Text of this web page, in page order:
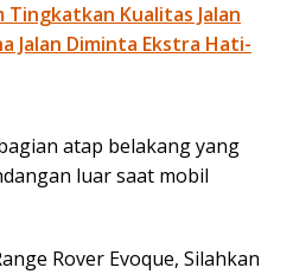
Tingkatkan Kualitas Jalan
Jalan Diminta Ekstra Hati-
atap belakang yang
luar saat mobil
Rover Evoque, Silahkan